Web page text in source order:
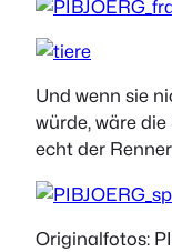
Und wenn sie
würde, wäre
echt der
Originalfotos: